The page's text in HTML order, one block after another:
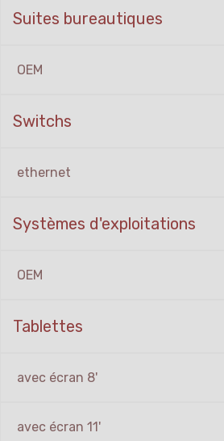
Suites bureautiques
OEM
Switchs
ethernet
Systèmes d'exploitations
OEM
Tablettes
avec écran 8'
avec écran 11'